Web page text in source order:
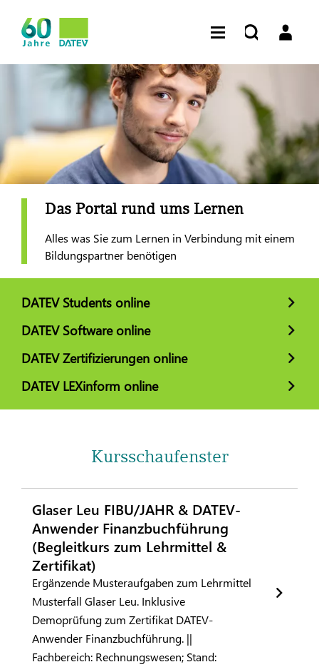
Das Portal rund ums Lernen
Alles was Sie zum Lernen in Verbindung mit einem
Bildungspartner benötigen
DATEV Students online
DATEV Software online
DATEV Zertifizierungen online
DATEV LEXinform online
Kursschaufenster
Glaser Leu FIBU/JAHR & DATEV-
Anwender Finanzbuchführung
(Begleitkurs zum Lehrmittel &
Zertifikat)
Ergänzende Musteraufgaben zum Lehrmittel
Musterfall Glaser Leu. Inklusive
Demoprüfung zum Zertifikat DATEV-
Anwender Finanzbuchführung. ||
Fachbereich: Rechnungswesen; Stand: